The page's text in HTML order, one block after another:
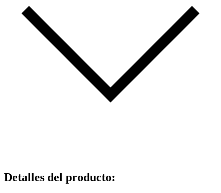
Detalles del producto: